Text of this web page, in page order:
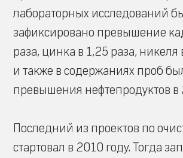
лабораторных исследований
зафиксировано превышение
раза, цинка в 1,25 раза, никеля
и также в содержаниях проб
превышения нефтепродуктов в
Последний из проектов по
стартовал в 2010 году. Тогда